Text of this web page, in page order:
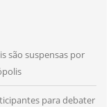
são suspensas por
para debater